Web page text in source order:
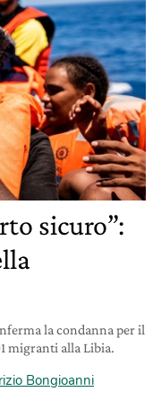
sicuro”:
la condanna per il
migranti alla Libia.
Bongioanni